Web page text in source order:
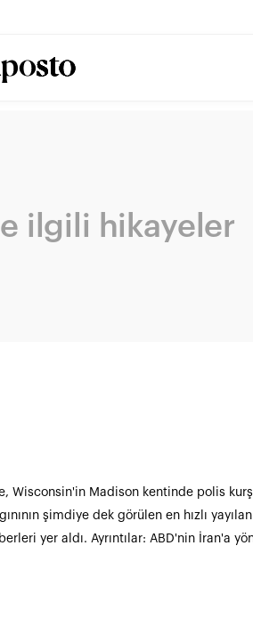
ilgili hikayeler
Wisconsin'in Madison kentinde polis
şimdiye dek görülen en hızlı
yer aldı. Ayrıntılar: ABD'nin İran'a